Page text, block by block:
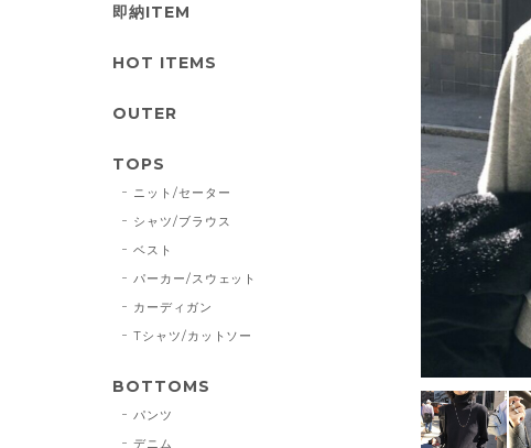
即納ITEM
HOT ITEMS
OUTER
TOPS
ニット/セーター
シャツ/ブラウス
ベスト
パーカー/スウェット
カーディガン
Tシャツ/カットソー
BOTTOMS
パンツ
デニム